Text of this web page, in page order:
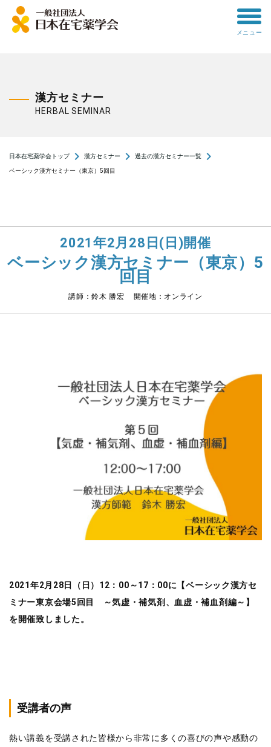
toggle
メニュー
漢方セミナー
HERBAL SEMINAR
日本在宅薬学会トップnavigate_next 漢方セミナー navigate_next 過去の漢方セミナー一覧 navigate_next
ベーシック漢方セミナー（東京）5回目
2021年2月28日(日)開催
ベーシック漢方セミナー（東京）5
回目
講師：鈴木 勝宏 開催地：オンライン
2021年2月28日（日）12：00～17：00に【ベーシック漢方セ
ミナー東京会場5回目 ～気虚・補気剤、血虚・補血剤編～】
を開催致しました。
受講者の声
熱い講義を受講された皆様から非常に多くの喜びの声や感動の